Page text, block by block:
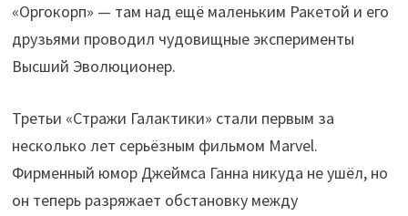
«Оргокорп» — там над ещё маленьким Ракетой и его
друзьями проводил чудовищные эксперименты
Высший Эволюционер.
Третьи «Стражи Галактики» стали первым за
несколько лет серьёзным фильмом Marvel.
Фирменный юмор Джеймса Ганна никуда не ушёл, но
он теперь разряжает обстановку между